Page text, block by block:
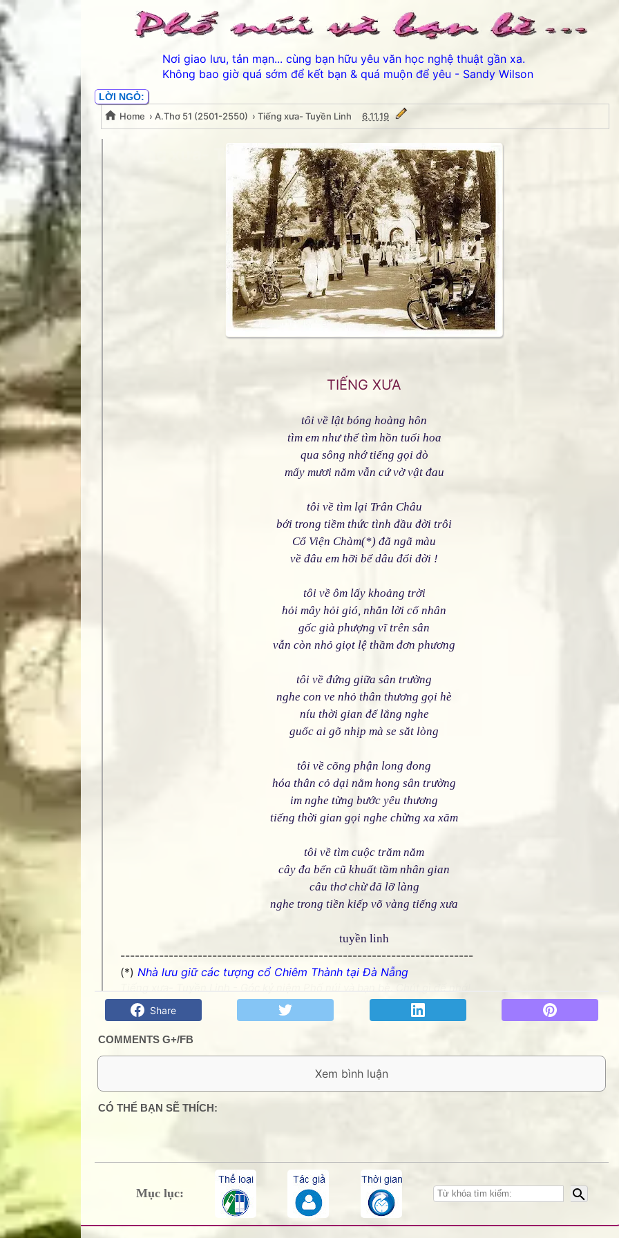
Nơi giao lưu, tản mạn... cùng bạn hữu yêu văn học nghệ thuật gần xa.
Không bao giờ quá sớm để kết bạn & quá muộn để yêu - Sandy Wilson
LỜI NGỎ:
Home › A.Thơ 51 (2501-2550) › Tiếng xưa- Tuyền Linh 6.11.19
Tiếng xưa- Tuyền Linh
TIẾNG XƯA
tôi về lật bóng hoàng hôn
tìm em như thể tìm hồn tuổi hoa
qua sông nhớ tiếng gọi đò
mấy mươi năm vẫn cứ vờ vật đau
tôi về tìm lại Trân Châu
bới trong tiềm thức tình đầu đời trôi
Cổ Viện Chàm(*) đã ngã màu
về đâu em hỡi bể dâu đổi đời !
tôi về ôm lấy khoảng trời
hỏi mây hỏi gió, nhắn lời cố nhân
gốc già phượng vĩ trên sân
vẫn còn nhỏ giọt lệ thầm đơn phương
tôi về đứng giữa sân trường
nghe con ve nhỏ thân thương gọi hè
níu thời gian để lắng nghe
guốc ai gõ nhịp mà se sắt lòng
tôi về cõng phận long đong
hóa thân cỏ dại nằm hong sân trường
im nghe từng bước yêu thương
tiếng thời gian gọi nghe chừng xa xăm
tôi về tìm cuộc trăm năm
cây đa bến cũ khuất tầm nhân gian
câu thơ chừ đã lỡ làng
nghe trong tiền kiếp võ vàng tiếng xưa
tuyền linh
-------------------------------------------------------------------------
(*) Nhà lưu giữ các tượng cổ Chiêm Thành tại Đà Nẵng
Share
COMMENTS G+/FB
0 Comment:
CÓ THỂ BẠN SẼ THÍCH:
Mục lục:
Thân ái chào các bạn đến với Bản lưu dự phòng Phố núi và